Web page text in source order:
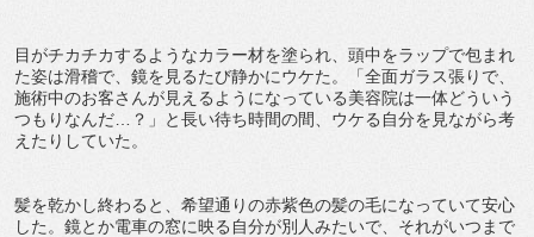
目がチカチカするようなカラー材を塗られ、頭中をラップで包まれ
た姿は滑稽で、鏡を見るたび静かにウケた。「全面ガラス張りで、
施術中のお客さんが見えるようになっている美容院は一体どういう
つもりなんだ…？」と長い待ち時間の間、ウケる自分を見ながら考
えたりしていた。
髪を乾かし終わると、希望通りの赤紫色の髪の毛になっていて安心
した。鏡とか電車の窓に映る自分が別人みたいで、それがいつまで